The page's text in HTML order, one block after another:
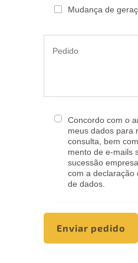
Mudan­ça de
Concordo com o
meus dados para
consul­ta, bem
men­to de e-mails
suces­são
com a decla­ra­ção
de dados.
Enviar pedido